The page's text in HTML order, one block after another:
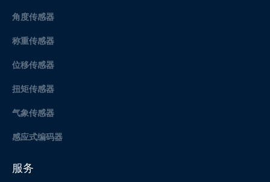
角度传感器
称重传感器
位移传感器
扭矩传感器
气象传感器
感应式编码器
服务